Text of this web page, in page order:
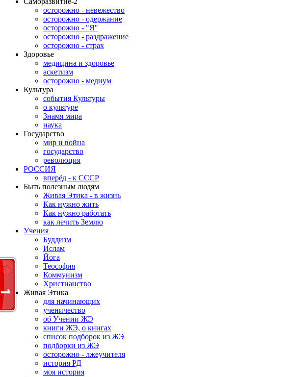
осторожно - невежество
осторожно - одержание
осторожно - "Я"
осторожно - раздражение
осторожно - страх
Здоровье
медицина и здоровье
аскетизм
осторожно - медиум
Культура
события Культуры
о культуре
Знамя мира
наука
Государство
мир и война
государство
революция
РОССИЯ
вперёд - к СССР
Быть полезным людям
Живая Этика - в жизнь
Как нужно жить
Как нужно работать
как лечить Землю
Учения
Буддизм
Ислам
Йога
Теософия
Коммунизм
Христианство
Живая Этика
для начинающих
ученичество
об Учении ЖЭ
книги ЖЭ, о книгах
список подборок из ЖЭ
подборки из ЖЭ
осторожно - лжеучителя
история РД
моя история